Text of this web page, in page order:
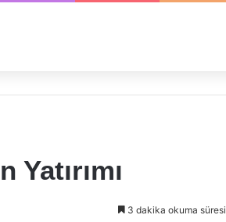
3 dakika okuma süresi